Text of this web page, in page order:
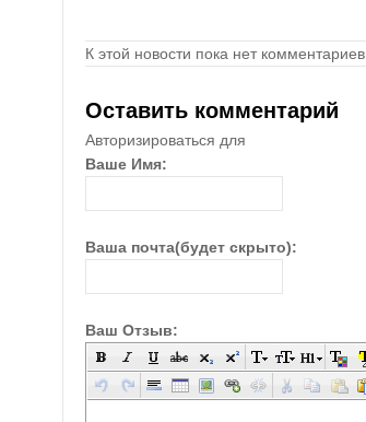
К этой новости пока нет комментариев.
Оставить комментарий
Авторизироваться для
Ваше Имя:
Ваша почта(будет скрыто):
Ваш Отзыв: